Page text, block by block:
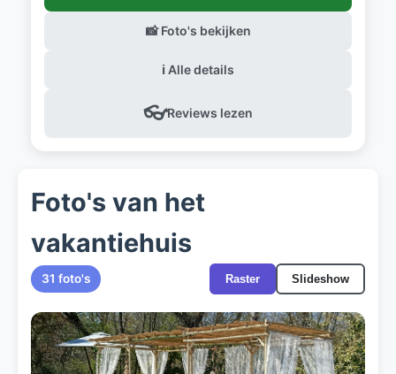
📸 Foto's bekijken
ℹ️ Alle details
👓Reviews lezen
Foto's van het
vakantiehuis
31 foto's Raster Slideshow